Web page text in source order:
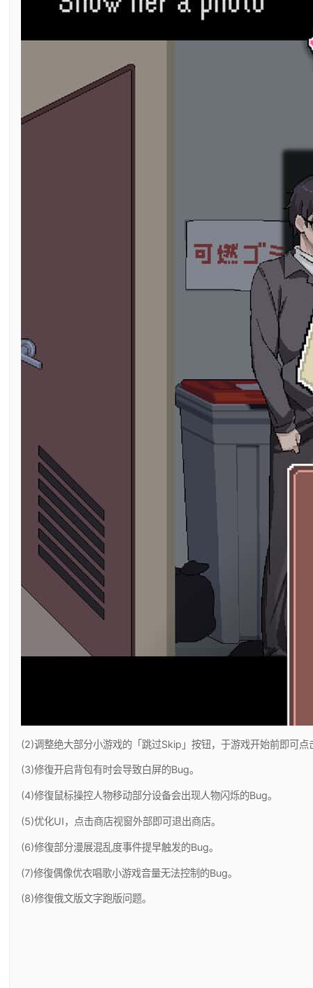
(2)调整绝大部分小游戏的「跳过Skip」按钮，于游戏开始前即可点
(3)修復开启背包有时会导致白屏的Bug。
(4)修復鼠标操控人物移动部分设备会出现人物闪烁的Bug。
(5)优化UI，点击商店视窗外部即可退出商店。
(6)修復部分漫展混乱度事件提早触发的Bug。
(7)修復偶像优衣唱歌小游戏音量无法控制的Bug。
(8)修復俄文版文字跑版问题。